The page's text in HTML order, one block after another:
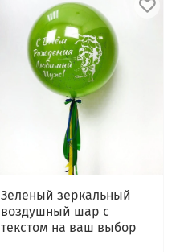
Зеленый зеркальный
воздушный шар с
текстом на ваш выбор